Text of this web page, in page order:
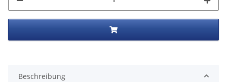
Beschreibung